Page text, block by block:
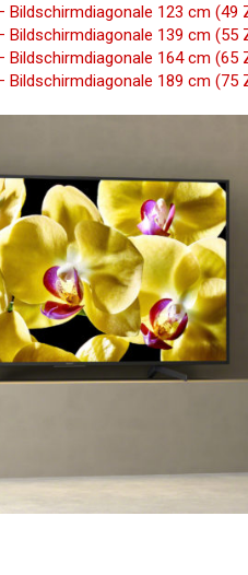
Bildschirmdiagonale 123 cm (49
Bildschirmdiagonale 139 cm (55
Bildschirmdiagonale 164 cm (65
Bildschirmdiagonale 189 cm (75